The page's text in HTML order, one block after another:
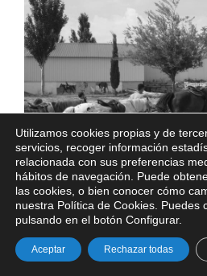
Utilizamos cookies propias y de
servicios, recoger información
relacionada con sus preferencias
hábitos de navegación. Puede
las cookies, o bien conocer cómo
nuestra Política de Cookies. Puedes
pulsando en el botón Configurar.
Aceptar Rechazar todas